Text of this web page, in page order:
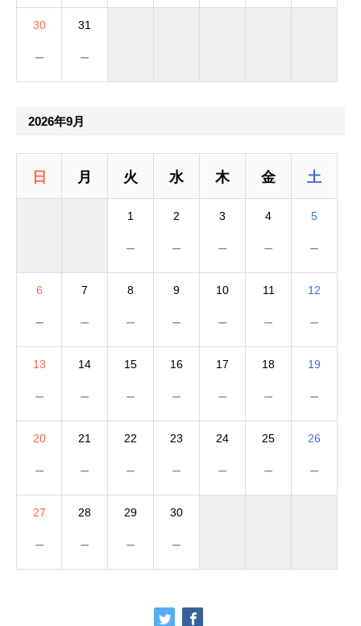
30
－
31
－
2026年9月
日 月 火 水 木 金 土
1
－
2
－
3
－
4
－
5
－
6
－
7
－
8
－
9
－
10
－
11
－
12
－
13
－
14
－
15
－
16
－
17
－
18
－
19
－
20
－
21
－
22
－
23
－
24
－
25
－
26
－
27
－
28
－
29
－
30
－